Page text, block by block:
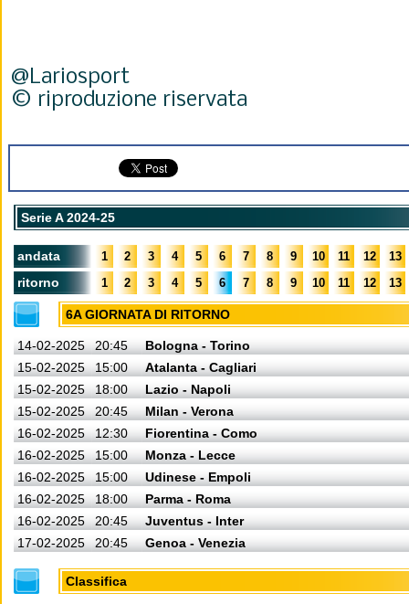
@Lariosport
© riproduzione riservata
Serie A 2024-25
andata 1 2 3 4 5 6 7 8 9 10 11 12 13
ritorno 1 2 3 4 5 6 7 8 9 10 11 12 13
6A GIORNATA DI RITORNO
14-02-2025 20:45
Bologna - Torino
15-02-2025
15:00
Atalanta - Cagliari
15-02-2025
18:00
Lazio - Napoli
15-02-2025
20:45
Milan - Verona
16-02-2025
12:30
Fiorentina - Como
16-02-2025
15:00
Monza - Lecce
16-02-2025
15:00
Udinese - Empoli
16-02-2025
18:00
Parma - Roma
16-02-2025
20:45
Juventus - Inter
17-02-2025
20:45 Genoa - Venezia
Classifica